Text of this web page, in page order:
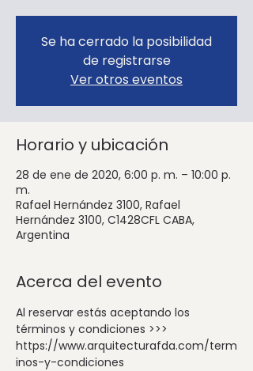
Se ha cerrado la posibilidad
de registrarse
Ver otros eventos
Horario y ubicación
28 de ene de 2020, 6:00 p. m. – 10:00 p.
m.
Rafael Hernández 3100, Rafael
Hernández 3100, C1428CFL CABA,
Argentina
Acerca del evento
Al reservar estás aceptando los
términos y condiciones >>>
https://www.arquitecturafda.com/term
inos-y-condiciones